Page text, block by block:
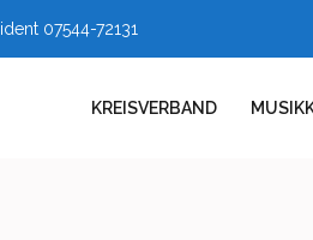
07544-72131
KREISVERBAND